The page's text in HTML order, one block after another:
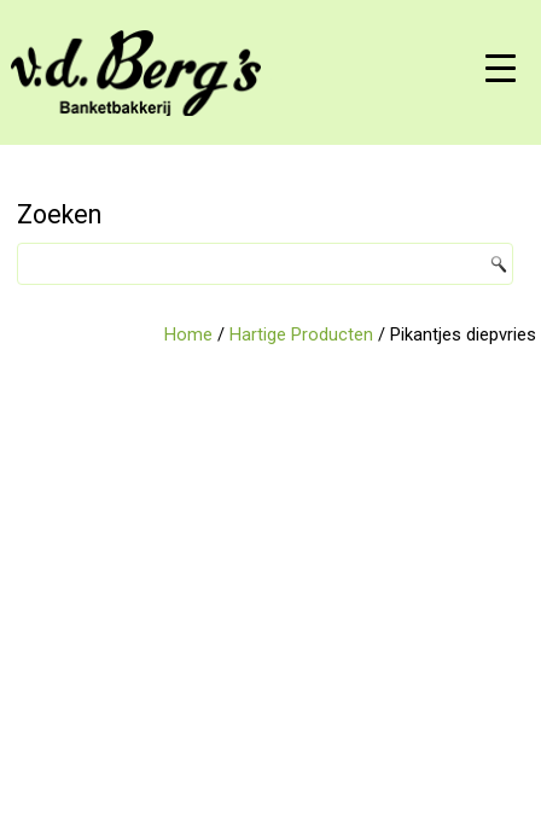
Zoeken
Home / Hartige Producten / Pikantjes diepvries